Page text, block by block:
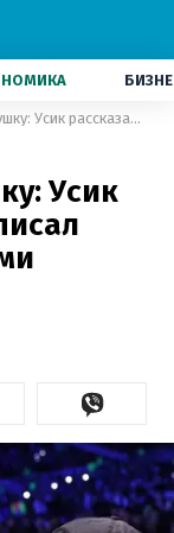
Фьюри попал в ловушку: Усик рассказал, зачем подписал контракт с саудовскими промоутерами
Усик